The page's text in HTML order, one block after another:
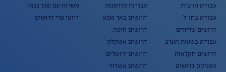
עבודה מהבית
עבודה בחו"ל
דרושים שליחים
עבודה בשעות הערב
דרושים חקלאות
הפניקס דרושים
עבודות מזדמנות
דרושים באר שבע
דרושים חיפה
דרושים אשקלון
דרושים ירושלים
דרושים אשדוד
משרות עם שכר גבוה
דיוטי פרי דרושים